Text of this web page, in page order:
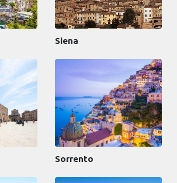
Siena
Sorrento